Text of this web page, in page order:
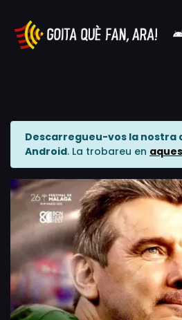
Descarregueu-vos la nostra
Android. La trobareu en